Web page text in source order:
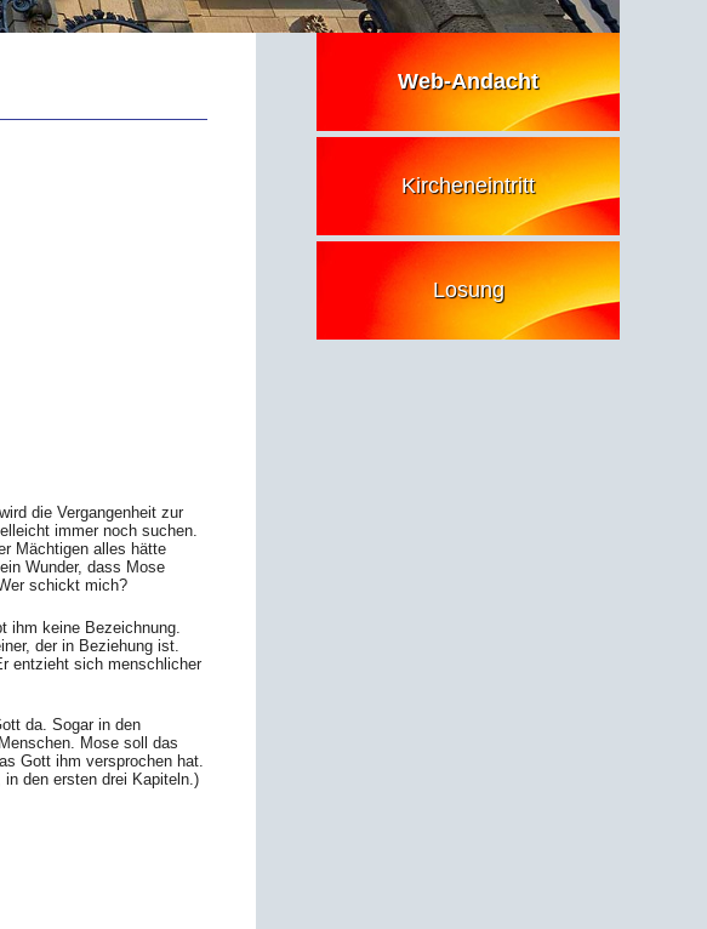
die Vergangenheit zur
immer noch suchen.
Mächtigen alles hätte
Wunder, dass Mose
schickt mich?
ihm keine Bezeichnung.
der in Beziehung ist.
entzieht sich menschlicher
da. Sogar in den
Mose soll das
Gott ihm versprochen hat.
den ersten drei Kapiteln.)
Web-Andacht
Kircheneintritt
Losung